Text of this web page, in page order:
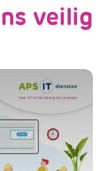
u
r
C
o
m
e
veilig